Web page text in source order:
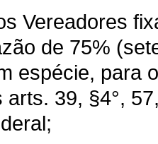
Vereadores
de 75%
espécie, para
39, §4°,